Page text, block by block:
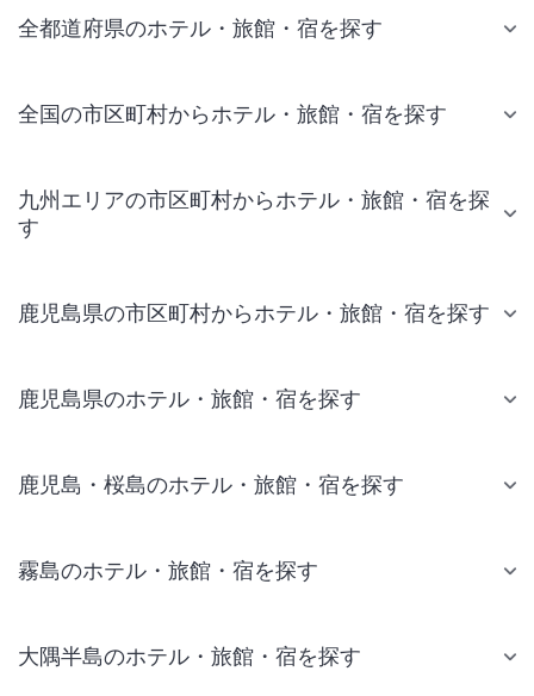
全都道府県のホテル・旅館・宿を探す
全国の市区町村からホテル・旅館・宿を探す
九州エリアの市区町村からホテル・旅館・宿を探
す
鹿児島県の市区町村からホテル・旅館・宿を探す
鹿児島県のホテル・旅館・宿を探す
鹿児島・桜島のホテル・旅館・宿を探す
霧島のホテル・旅館・宿を探す
大隅半島のホテル・旅館・宿を探す